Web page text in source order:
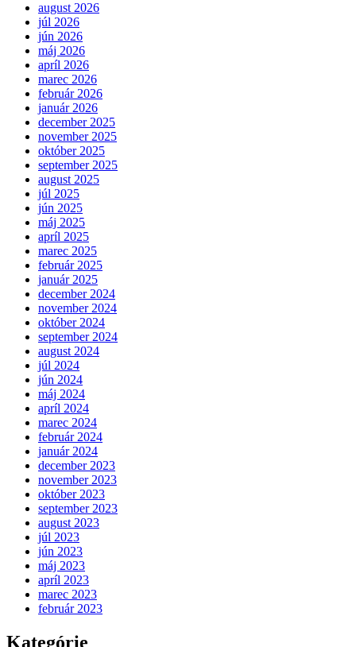
august 2026
júl 2026
jún 2026
máj 2026
apríl 2026
marec 2026
február 2026
január 2026
december 2025
november 2025
október 2025
september 2025
august 2025
júl 2025
jún 2025
máj 2025
apríl 2025
marec 2025
február 2025
január 2025
december 2024
november 2024
október 2024
september 2024
august 2024
júl 2024
jún 2024
máj 2024
apríl 2024
marec 2024
február 2024
január 2024
december 2023
november 2023
október 2023
september 2023
august 2023
júl 2023
jún 2023
máj 2023
apríl 2023
marec 2023
február 2023
Kategórie